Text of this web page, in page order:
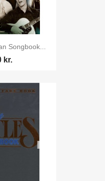
Songbook...
kr.